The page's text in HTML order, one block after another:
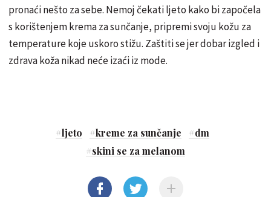
pronaći nešto za sebe. Nemoj čekati ljeto kako bi započela
s korištenjem krema za sunčanje, pripremi svoju kožu za
temperature koje uskoro stižu. Zaštiti se jer dobar izgled i
zdrava koža nikad neće izaći iz mode.
#ljeto #kreme za sunčanje #dm
#skini se za melanom